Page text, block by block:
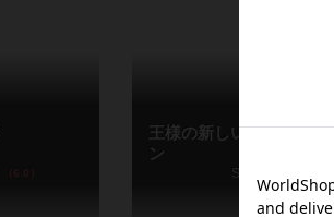
6.0
王様の新しい街 さいこ
ン
Saicolo New Town